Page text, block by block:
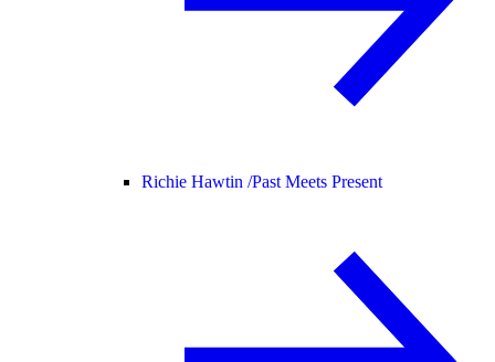
Richie Hawtin /Past Meets Present